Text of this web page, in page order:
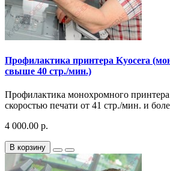
Профилактика принтера Kyocera
свыше 40 стр./мин.)
Профилактика монохромного
скоростью печати от 41 стр./мин. и
4 000.00 р.
В корзину